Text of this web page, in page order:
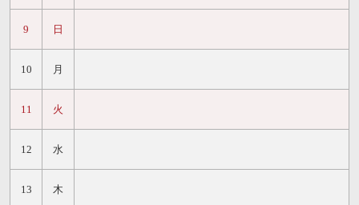
日
9
月
10
火
11
水
12
木
13